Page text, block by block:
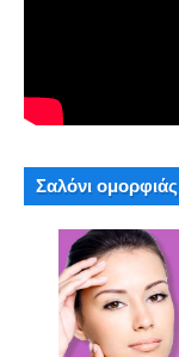
Σαλόνι ομορφιάς